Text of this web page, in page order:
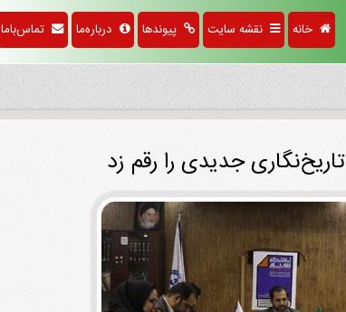
خانه نقشه سایت پیوندها درباره‌ما تماس‌باما
جدیدی را رقم زد